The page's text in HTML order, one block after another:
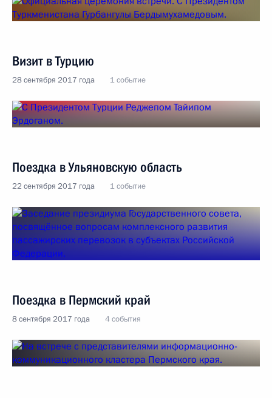
Визит в Турцию
28 сентября 2017 года 1 событие
Поездка в Ульяновскую область
22 сентября 2017 года 1 событие
Поездка в Пермский край
8 сентября 2017 года 4 события